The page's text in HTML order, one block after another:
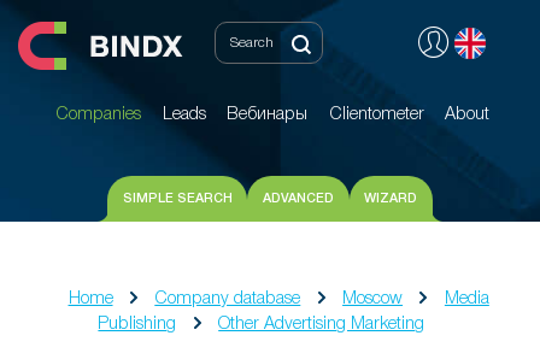
Companies Leads Вебинары Clientometer About
Companies Leads Вебинары Clientometer About
SIMPLE SEARCH ADVANCED WIZARD
Home Company database Moscow
Media
Publishing
Other Advertising Marketing